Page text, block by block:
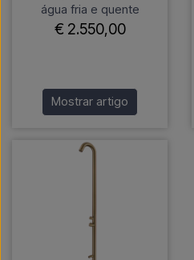
água fria e quente
€ 2.550,00
Mostrar artigo